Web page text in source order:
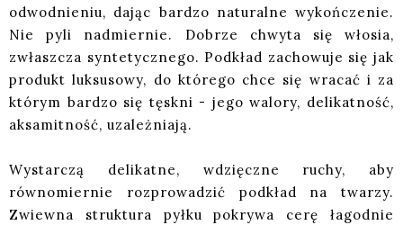
odwodnieniu, dając bardzo naturalne wykończenie.
Nie pyli nadmiernie. Dobrze chwyta się włosia,
zwłaszcza syntetycznego. Podkład zachowuje się jak
produkt luksusowy, do którego chce się wracać i za
którym bardzo się tęskni - jego walory, delikatność,
aksamitność, uzależniają.
Wystarczą delikatne, wdzięczne ruchy, aby
równomiernie rozprowadzić podkład na twarzy.
Zwiewna struktura pyłku pokrywa cerę łagodnie